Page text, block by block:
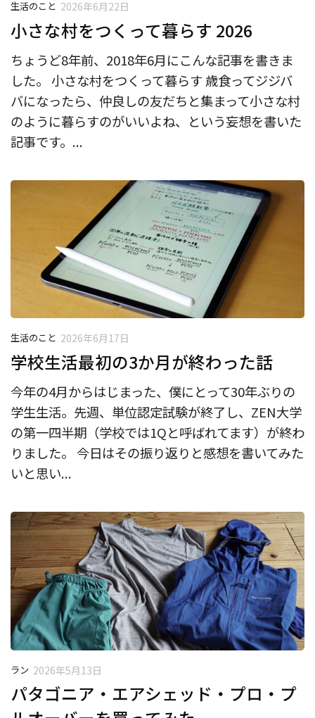
生活のこと 2026年6月22日
小さな村をつくって暮らす 2026
ちょうど8年前、2018年6月にこんな記事を書きま
した。 小さな村をつくって暮らす 歳食ってジジバ
バになったら、仲良しの友だちと集まって小さな村
のように暮らすのがいいよね、という妄想を書いた
記事です。...
生活のこと 2026年6月17日
学校生活最初の3か月が終わった話
今年の4月からはじまった、僕にとって30年ぶりの
学生生活。先週、単位認定試験が終了し、ZEN大学
の第一四半期（学校では1Qと呼ばれてます）が終わ
りました。 今日はその振り返りと感想を書いてみた
いと思い...
ラン 2026年5月13日
パタゴニア・エアシェッド・プロ・プ